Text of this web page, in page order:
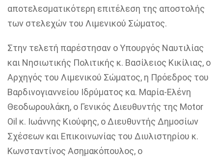
αποτελεσματικότερη επιτέλεση της αποστολής
των στελεχών του Λιμενικού Σώματος.
Στην τελετή παρέστησαν ο Υπουργός Ναυτιλίας
και Νησιωτικής Πολιτικής κ. Βασίλειος Κικίλιας, ο
Αρχηγός του Λιμενικού Σώματος, η Πρόεδρος του
Βαρδινογιαννείου Ιδρύματος κα. Μαρία-Ελένη
Θεοδωρουλάκη, ο Γενικός Διευθυντής της Motor
Oil κ. Ιωάννης Κιούφης, ο Διευθυντής Δημοσίων
Σχέσεων και Επικοινωνίας του Διυλιστηρίου κ.
Κωνσταντίνος Ασημακόπουλος, ο